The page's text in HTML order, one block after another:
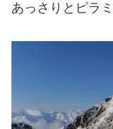
あっさりとピラ